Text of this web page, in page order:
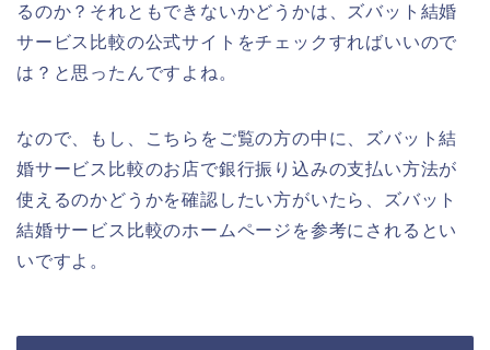
るのか？それともできないかどうかは、ズバット結婚
サービス比較の公式サイトをチェックすればいいので
は？と思ったんですよね。
なので、もし、こちらをご覧の方の中に、ズバット結
婚サービス比較のお店で銀行振り込みの支払い方法が
使えるのかどうかを確認したい方がいたら、ズバット
結婚サービス比較のホームページを参考にされるとい
いですよ。